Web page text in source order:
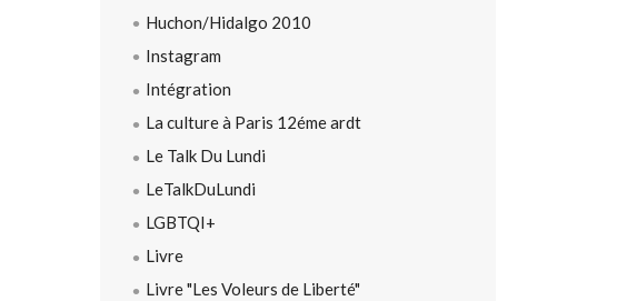
Huchon/Hidalgo 2010
Instagram
Intégration
La culture à Paris 12éme ardt
Le Talk Du Lundi
LeTalkDuLundi
LGBTQI+
Livre
Livre "Les Voleurs de Liberté"